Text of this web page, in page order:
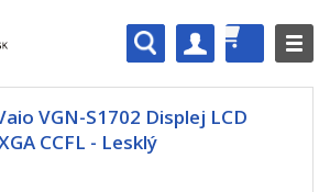
VGN-S1702 Displej LCD
CCFL - Lesklý